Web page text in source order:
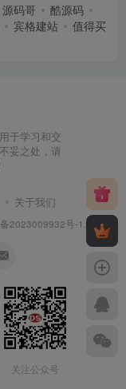
源码哥
酷源码
宾格建站
值得买
于学习和交
妥之处，请
关于我们
2023009932号-1
关注公众号